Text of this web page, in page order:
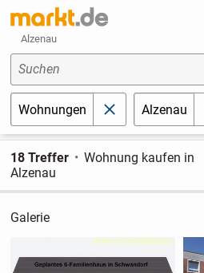
Alzenau
Suchen
Wohnungen schließenAlzenau
18 Treffer
Wohnung kaufen in
Alzenau
Galerie